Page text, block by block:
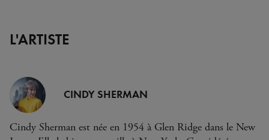
L'ARTISTE
CINDY SHERMAN
Cindy Sherman est née en 1954 à Glen Ridge dans le New